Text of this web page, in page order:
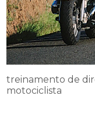
treinamento de
motociclista